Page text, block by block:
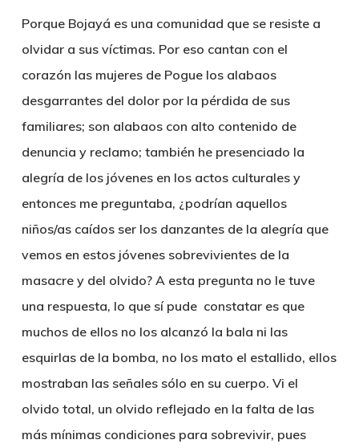
Porque Bojayá es una comunidad que se resiste a
olvidar a sus víctimas. Por eso cantan con el
corazón las mujeres de Pogue los alabaos
desgarrantes del dolor por la pérdida de sus
familiares; son alabaos con alto contenido de
denuncia y reclamo; también he presenciado la
alegría de los jóvenes en los actos culturales y
entonces me preguntaba, ¿podrían aquellos
niños/as caídos ser los danzantes de la alegría que
vemos en estos jóvenes sobrevivientes de la
masacre y del olvido? A esta pregunta no le tuve
una respuesta, lo que sí pude constatar es que
muchos de ellos no los alcanzó la bala ni las
esquirlas de la bomba, no los mato el estallido, ellos
mostraban las señales sólo en su cuerpo. Vi el
olvido total, un olvido reflejado en la falta de las
más mínimas condiciones para sobrevivir, pues